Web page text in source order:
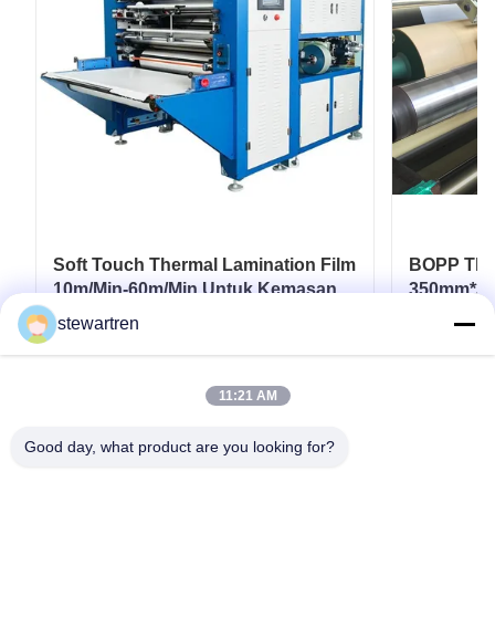
Soft Touch Thermal Lamination Film
10m/Min-60m/Min Untuk Kemasan
Fleksibel
BOPP
stewartren
11:21 AM
Good day, what product are you looking for?